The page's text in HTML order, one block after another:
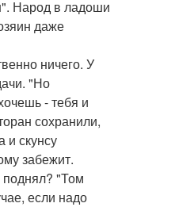
Народ в ладоши
даже
ничего. У
"Но
- тебя и
сохранили,
и скунсу
забежит.
поднял? "Том
если надо